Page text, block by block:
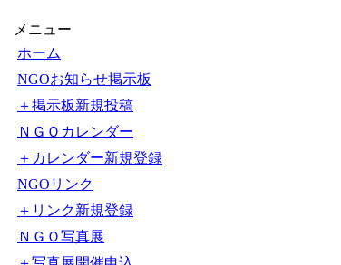
メニュー
ホーム
NGOお知らせ掲示板
＋掲示板新規投稿
ＮＧＯカレンダー
＋カレンダー新規登録
NGOリンク
＋リンク新規登録
ＮＧＯ写真展